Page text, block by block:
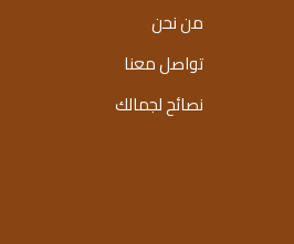
من نحن
تواصل معنا
نصائح لجمالك